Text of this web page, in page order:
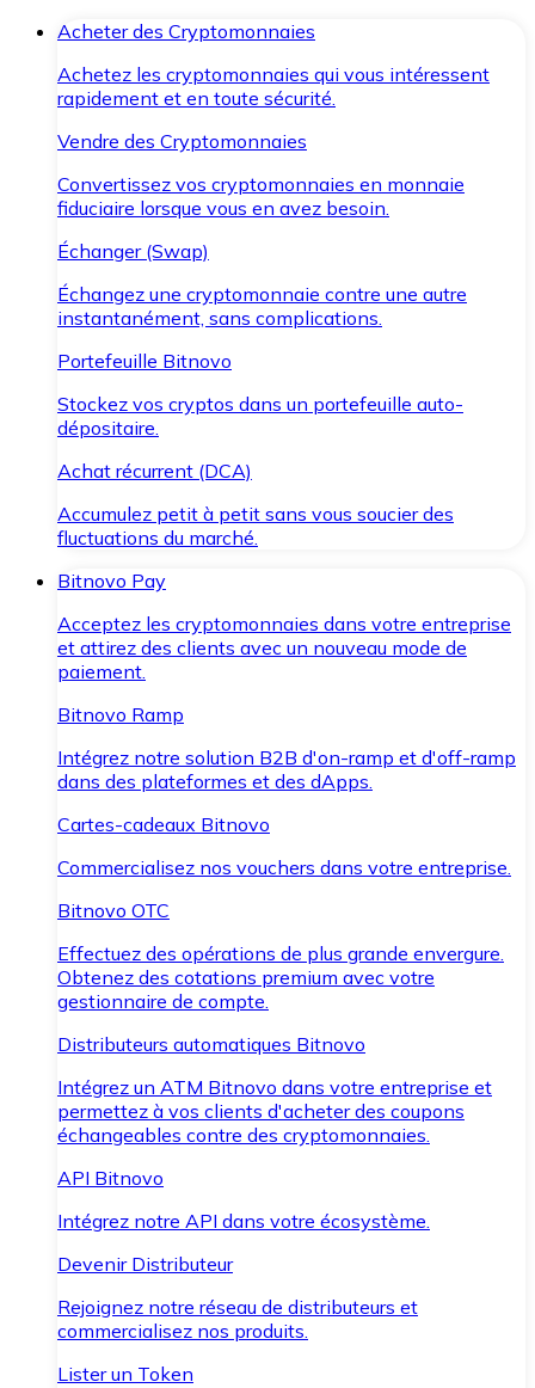
Acheter des Cryptomonnaies
Achetez les cryptomonnaies qui vous intéressent
rapidement et en toute sécurité.
Vendre des Cryptomonnaies
Convertissez vos cryptomonnaies en monnaie
fiduciaire lorsque vous en avez besoin.
Échanger (Swap)
Échangez une cryptomonnaie contre une autre
instantanément, sans complications.
Portefeuille Bitnovo
Stockez vos cryptos dans un portefeuille auto-
dépositaire.
Achat récurrent (DCA)
Accumulez petit à petit sans vous soucier des
fluctuations du marché.
Bitnovo Pay
Acceptez les cryptomonnaies dans votre entreprise
et attirez des clients avec un nouveau mode de
paiement.
Bitnovo Ramp
Intégrez notre solution B2B d'on-ramp et d'off-ramp
dans des plateformes et des dApps.
Cartes-cadeaux Bitnovo
Commercialisez nos vouchers dans votre entreprise.
Bitnovo OTC
Effectuez des opérations de plus grande envergure.
Obtenez des cotations premium avec votre
gestionnaire de compte.
Distributeurs automatiques Bitnovo
Intégrez un ATM Bitnovo dans votre entreprise et
permettez à vos clients d'acheter des coupons
échangeables contre des cryptomonnaies.
API Bitnovo
Intégrez notre API dans votre écosystème.
Devenir Distributeur
Rejoignez notre réseau de distributeurs et
commercialisez nos produits.
Lister un Token